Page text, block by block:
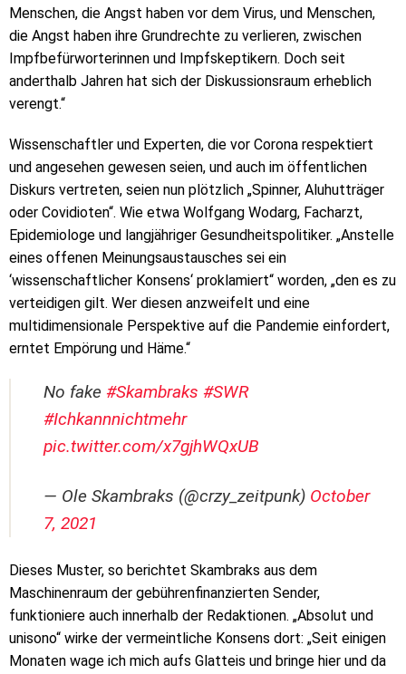
Menschen, die Angst haben vor dem Virus, und Menschen,
die Angst haben ihre Grundrechte zu verlieren, zwischen
Impfbefürworterinnen und Impfskeptikern. Doch seit
anderthalb Jahren hat sich der Diskussionsraum erheblich
verengt.“
Wissenschaftler und Experten, die vor Corona respektiert
und angesehen gewesen seien, und auch im öffentlichen
Diskurs vertreten, seien nun plötzlich „Spinner, Aluhutträger
oder Covidioten“. Wie etwa Wolfgang Wodarg, Facharzt,
Epidemiologe und langjähriger Gesundheitspolitiker. „Anstelle
eines offenen Meinungsaustausches sei ein
‘wissenschaftlicher Konsens‘ proklamiert“ worden, „den es zu
verteidigen gilt. Wer diesen anzweifelt und eine
multidimensionale Perspektive auf die Pandemie einfordert,
erntet Empörung und Häme.“
No fake #Skambraks #SWR
#Ichkannnichtmehr
pic.twitter.com/x7gjhWQxUB
— Ole Skambraks (@crzy_zeitpunk) October
7, 2021
Dieses Muster, so berichtet Skambraks aus dem
Maschinenraum der gebührenfinanzierten Sender,
funktioniere auch innerhalb der Redaktionen. „Absolut und
unisono“ wirke der vermeintliche Konsens dort: „Seit einigen
Monaten wage ich mich aufs Glatteis und bringe hier und da